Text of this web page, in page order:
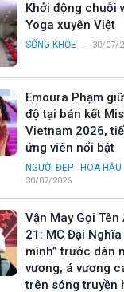
Khởi động chuỗi
Yoga xuyên Việt
SỐNG KHỎE 30/07/
Emoura Phạm
độ tại bán kết
Vietnam 2026,
ứng viên nổi bật
NGƯỜI ĐẸP - HOA HẬU
30/07/2026
Vận May Gọi Tên
21: MC Đại Nghĩa
mình” trước dàn
vương, á vương
trên sóng truyền